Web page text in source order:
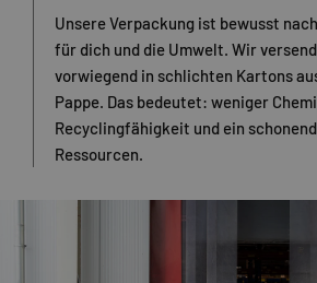
Unsere Verpackung ist bewusst
für dich und die Umwelt. Wir
vorwiegend in schlichten Kartons
Pappe. Das bedeutet: weniger
Recyclingfähigkeit und ein
Ressourcen.